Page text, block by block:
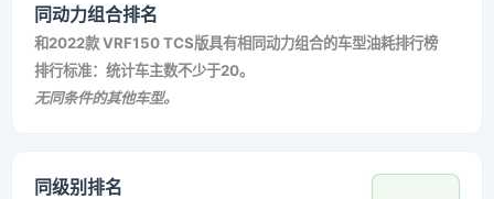
同动力组合排名
和2022款 VRF150 TCS版具有相同动力组合的车型油耗排行榜
排行标准：统计车主数不少于20。
无同条件的其他车型。
同级别排名